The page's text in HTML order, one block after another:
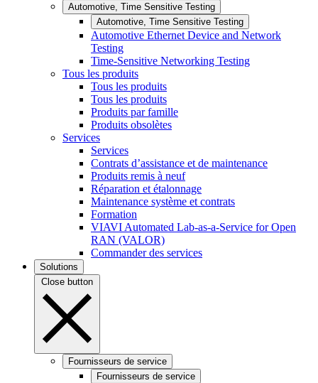
Automotive, Time Sensitive Testing
Automotive, Time Sensitive Testing
Automotive Ethernet Device and Network
Testing
Time-Sensitive Networking Testing
Tous les produits
Tous les produits
Tous les produits
Produits par famille
Produits obsolètes
Services
Services
Contrats d’assistance et de maintenance
Produits remis à neuf
Réparation et étalonnage
Maintenance système et contrats
Formation
VIAVI Automated Lab-as-a-Service for Open
RAN (VALOR)
Commander des services
Solutions
Close button
Fournisseurs de service
Fournisseurs de service